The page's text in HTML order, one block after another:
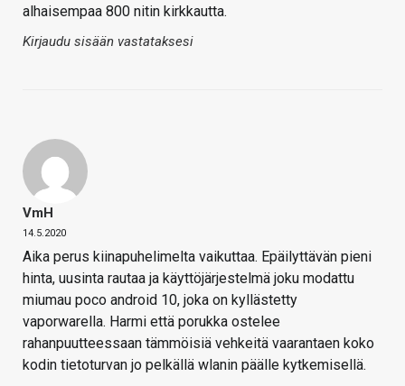
alhaisempaa 800 nitin kirkkautta.
Kirjaudu sisään vastataksesi
VmH
14.5.2020
Aika perus kiinapuhelimelta vaikuttaa. Epäilyttävän pieni
hinta, uusinta rautaa ja käyttöjärjestelmä joku modattu
miumau poco android 10, joka on kyllästetty
vaporwarella. Harmi että porukka ostelee
rahanpuutteessaan tämmöisiä vehkeitä vaarantaen koko
kodin tietoturvan jo pelkällä wlanin päälle kytkemisellä.